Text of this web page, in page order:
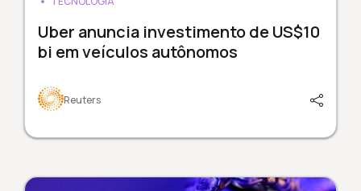
Uber anuncia investimento de US$10
bi em veículos autônomos
Reuters